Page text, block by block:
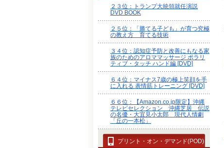
２３位：トランプ大統領就任演説
DVD BOOK
２５位：「勝てる子ども」が育つ究極
の教え方 育てる技術
３４位：認知症予防と改善にもなる家
族のためのアロママッサージ ポラリ
ティブ・タッチ ハンド編 [DVD]
６４位：マイナス7歳の極上笑顔を手
に入れる 表情筋トレーニング [DVD]
６６位：【Amazon.co.jp限定】沖縄
テレビセレクション 沖縄芝居 伝説
の名優・大宜見小太郎 現代人情劇
「丘の一本松」
プリント・オン・デマンド(POD)